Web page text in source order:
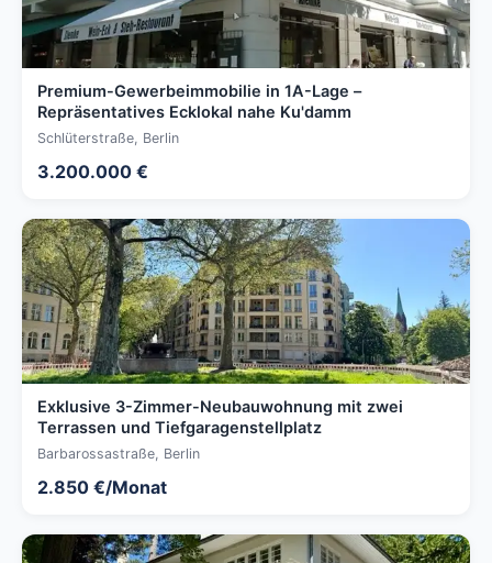
Premium-Gewerbeimmobilie in 1A-Lage –
Repräsentatives Ecklokal nahe Ku'damm
Schlüterstraße, Berlin
3.200.000 €
Exklusive 3-Zimmer-Neubauwohnung mit zwei
Terrassen und Tiefgaragenstellplatz
Barbarossastraße, Berlin
2.850 €/Monat